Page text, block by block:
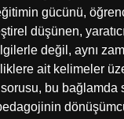
gücünü,
düşünen,
değil, aynı
ait kelimeler
bu